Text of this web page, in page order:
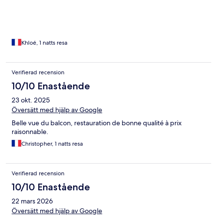
Khloé, 1 natts resa
Verifierad recension
10/10 Enastående
23 okt. 2025
Översätt med hjälp av Google
Belle vue du balcon, restauration de bonne qualité à prix
raisonnable.
Christopher, 1 natts resa
Verifierad recension
10/10 Enastående
22 mars 2026
Översätt med hjälp av Google